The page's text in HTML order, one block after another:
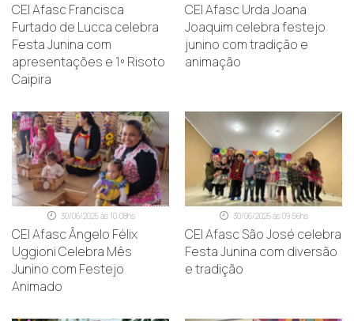
CEI Afasc Francisca
Furtado de Lucca celebra
Festa Junina com
apresentações e 1º Risoto
Caipira
CEI Afasc Urda Joana
Joaquim celebra festejo
junino com tradição e
animação
30/06/2025 às 10:08hs
CEI Afasc Ângelo Félix
Uggioni Celebra Mês
Junino com Festejo
Animado
30/06/2025 às 09:56hs
CEI Afasc São José celebra
Festa Junina com diversão
e tradição